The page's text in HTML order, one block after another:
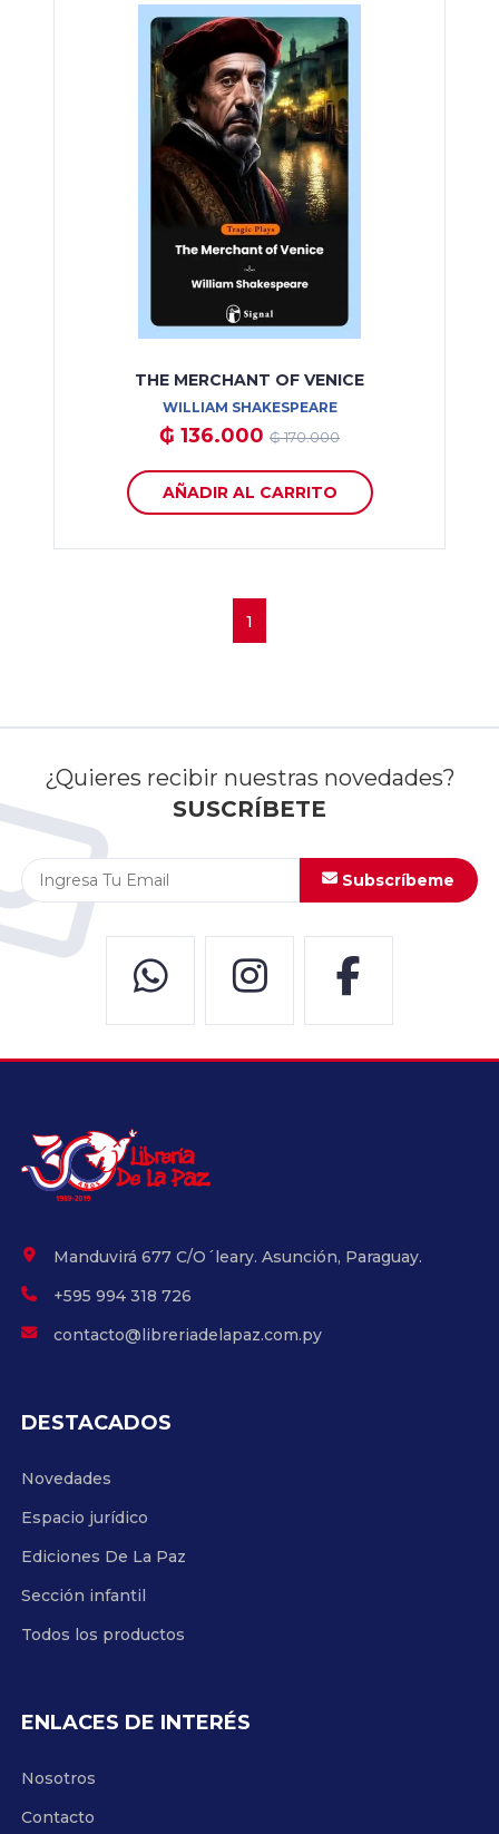
THE MERCHANT OF VENICE
WILLIAM SHAKESPEARE
₲ 136.000 ₲ 170.000
AÑADIR AL CARRITO
1
¿Quieres recibir nuestras novedades?
SUSCRÍBETE
Subscríbeme
Manduvirá 677 C/O´leary. Asunción, Paraguay.
+595 994 318 726
contacto@libreriadelapaz.com.py
DESTACADOS
Novedades
Espacio jurídico
Ediciones De La Paz
Sección infantil
Todos los productos
ENLACES DE INTERÉS
Nosotros
Contacto